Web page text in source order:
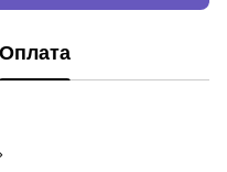
Оплата